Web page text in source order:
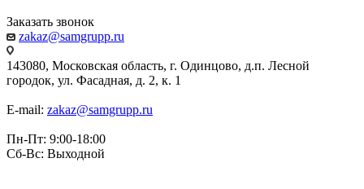
Заказать звонок
zakaz@samgrupp.ru
143080, Mосковская область, г. Одинцово, д.п. Лесной
городок, ул. Фасадная, д. 2, к. 1
E-mail: zakaz@samgrupp.ru
Пн-Пт: 9:00-18:00
Сб-Вс: Выходной